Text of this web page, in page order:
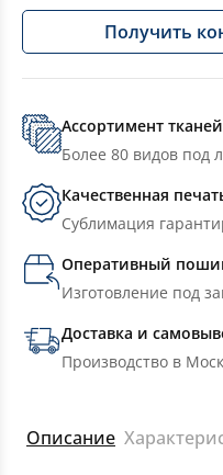
Получить
Ассортимент тканей
Более 80 видов под
Качественная
Сублимация
Оперативный
Изготовление под
Доставка и
Производство в
Описание